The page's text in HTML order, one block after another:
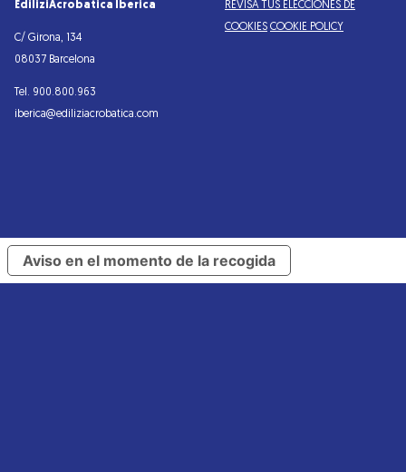
EdiliziAcrobatica Iberica
C/ Girona, 134
08037 Barcelona
Tel. 900.800.963
iberica@ediliziacrobatica.com
REVISA TUS ELECCIONES DE
COOKIES COOKIE POLICY
Aviso en el momento de la recogida